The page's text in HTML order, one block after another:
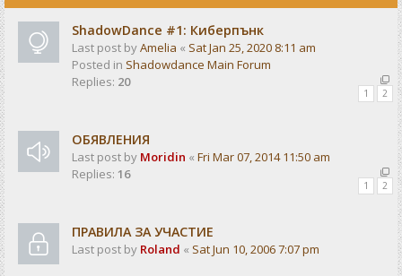
ShadowDance #1: Киберпънк
Last post byAmelia « Sat Jan 25, 2020 8:11 am
Posted in Shadowdance Main Forum
Replies: 20
1 2
ОБЯВЛЕНИЯ
Last post by Moridin « Fri Mar 07, 2014 11:50 am
Replies: 16
1 2
ПРАВИЛА ЗА УЧАСТИЕ
Last post by Roland « Sat Jun 10, 2006 7:07 pm